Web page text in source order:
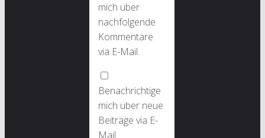
mich über
nachfolgende
Kommentare
via E-Mail.
Benachrichtige
mich über neue
Beiträge via E-
Mail.